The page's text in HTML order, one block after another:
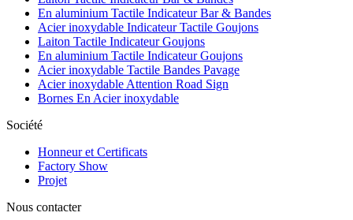
En aluminium Tactile Indicateur Bar & Bandes
Acier inoxydable Indicateur Tactile Goujons
Laiton Tactile Indicateur Goujons
En aluminium Tactile Indicateur Goujons
Acier inoxydable Tactile Bandes Pavage
Acier inoxydable Attention Road Sign
Bornes En Acier inoxydable
Société
Honneur et Certificats
Factory Show
Projet
Nous contacter